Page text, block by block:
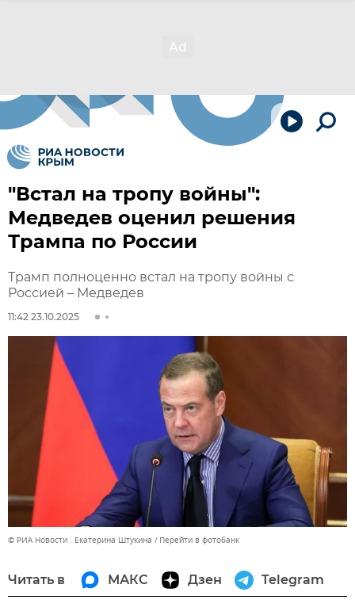
"Встал на тропу войны":
Медведев оценил решения
Трампа по России
Трамп полноценно встал на тропу войны с
Россией – Медведев
11:42 23.10.2025
© РИА Новости . Екатерина Штукина Перейти в фотобанк
Читать в МАКС Дзен Telegram